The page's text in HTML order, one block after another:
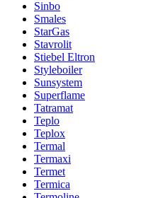
Sinbo
Smales
StarGas
Stavrolit
Stiebel Eltron
Styleboiler
Sunsystem
Superflame
Tatramat
Teplo
Teplox
Termal
Termaxi
Termet
Termica